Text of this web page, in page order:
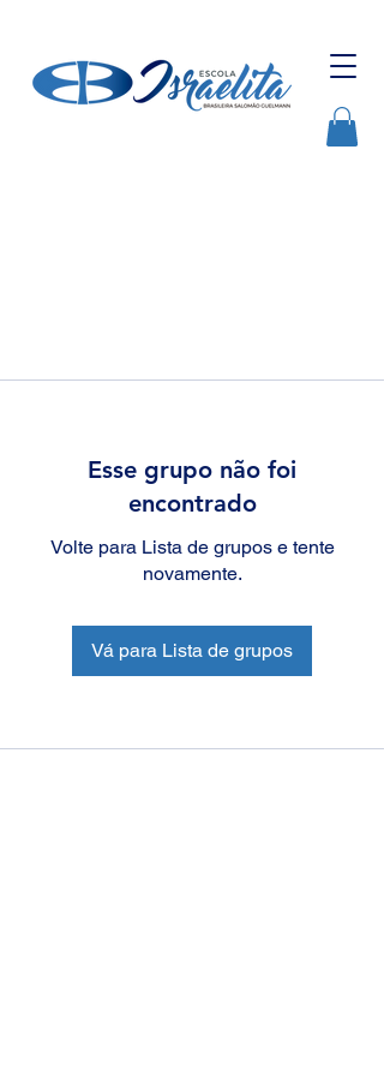
Esse grupo não foi
encontrado
Volte para Lista de grupos e tente
novamente.
Vá para Lista de grupos